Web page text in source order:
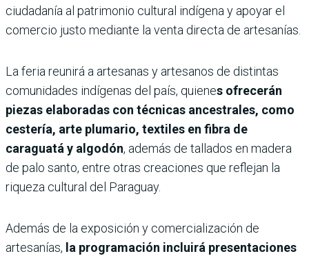
ciudadanía al patrimonio cultural indígena y apoyar el
comercio justo mediante la venta directa de artesanías.
La feria reunirá a artesanas y artesanos de distintas
comunidades indígenas del país, quienes ofrecerán
piezas elaboradas con técnicas ancestrales, como
cestería, arte plumario, textiles en fibra de
caraguatá y algodón, además de tallados en madera
de palo santo, entre otras creaciones que reflejan la
riqueza cultural del Paraguay.
Además de la exposición y comercialización de
artesanías, la programación incluirá presentaciones